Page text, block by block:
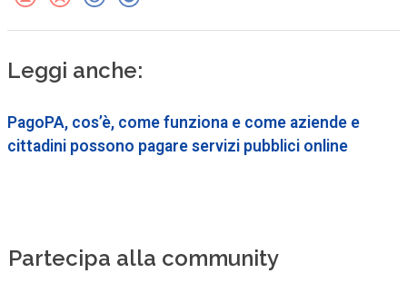
Leggi anche:
PagoPA, cos’è, come funziona e come aziende e
cittadini possono pagare servizi pubblici online
Partecipa alla community